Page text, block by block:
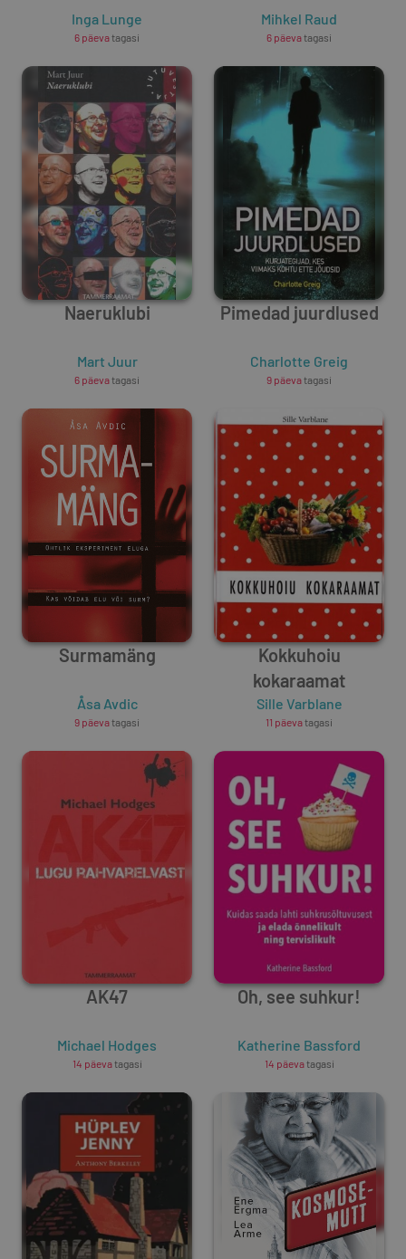
Inga Lunge
6 päevatagasi
Mihkel Raud
6 päevatagasi
Naeruklubi
Mart Juur
6 päevatagasi
Pimedad juurdlused
Charlotte Greig
9 päevatagasi
Surmamäng
Åsa Avdic
9 päevatagasi
Kokkuhoiu
kokaraamat
Sille Varblane
11 päevatagasi
AK47
Michael Hodges
14 päevatagasi
Oh, see suhkur!
Katherine Bassford
14 päevatagasi